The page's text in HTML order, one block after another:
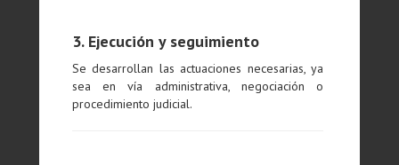
3. Ejecución y seguimiento
Se desarrollan las actuaciones necesarias, ya
sea en vía administrativa, negociación o
procedimiento judicial.